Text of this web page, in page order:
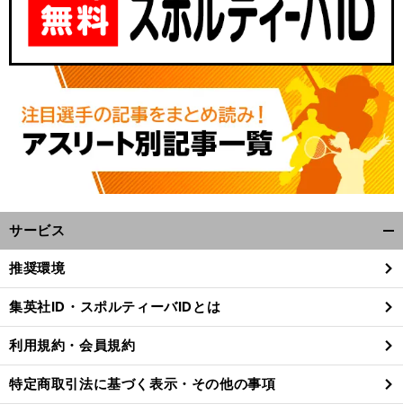
サービス
閉
る
推奨環境
集英社ID・スポルティーバIDとは
利用規約・会員規約
特定商取引法に基づく表示・その他の事項